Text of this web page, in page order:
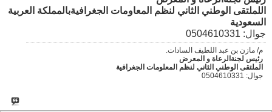
اللملتقى الوطني الثاني لنظم المعاومات الجغرافيةبالمملكة العربية
السعودية
جوال: 0504610331
م/ مازن بن عبد اللطيف السادات.
رئيس لجنةالرعاة و المعرض
الملتقى الوطني الثاني لنظم المعلومات الجغرافية
جوال: 0504610331